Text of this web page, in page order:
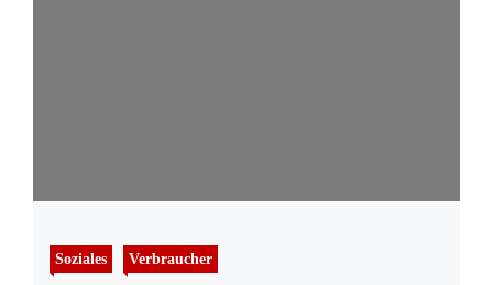
Soziales Verbraucher